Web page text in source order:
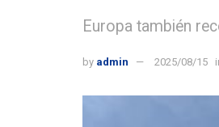
Europa también
by admin 2025/08/15